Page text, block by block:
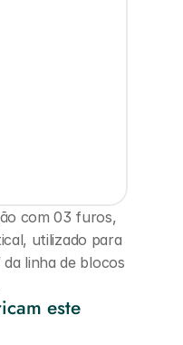
com 03 furos,
utilizado para
da linha de blocos
este